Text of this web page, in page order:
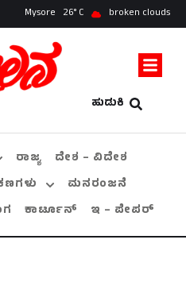
Mysore 26 broken clouds
ಹುಡುಕಿ
ರಾಜ್ಯ
ದೇಶ – ವಿದೇಶ
ಮನರಂಜನೆ
ಕಾರ್ಟೂನ್ ಇ – ಪೇಪರ್